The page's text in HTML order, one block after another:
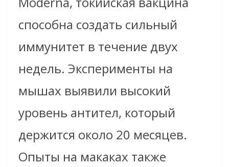
способна создать сильный
иммунитет в течение двух
недель. Эксперименты на
мышах выявили высокий
уровень антител, который
держится около 20 месяцев.
Опыты на макаках также